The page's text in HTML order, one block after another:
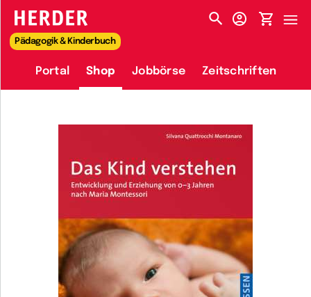
HERDER-MENÜ
Pädagogik & Kinderbuch
Portal Shop Jobbörse Zeitschriften